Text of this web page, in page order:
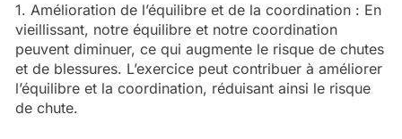
1. Amélioration de l’équilibre et de la coordination : En
vieillissant, notre équilibre et notre coordination
peuvent diminuer, ce qui augmente le risque de chutes
et de blessures. L’exercice peut contribuer à améliorer
l’équilibre et la coordination, réduisant ainsi le risque
de chute.